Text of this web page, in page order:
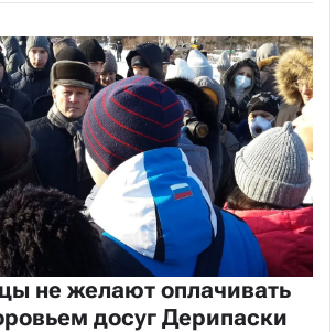
не желают оплачивать
досуг Дерипаски